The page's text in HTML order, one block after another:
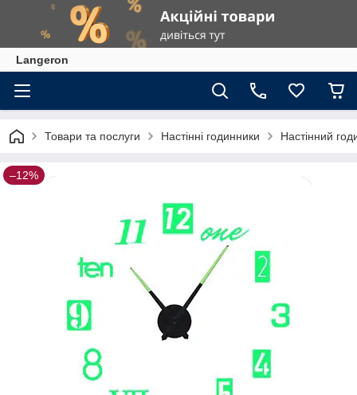
Langeron
Товари та послуги Настінні годинники Настінний
–12%